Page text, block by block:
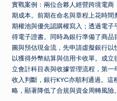
實戰案例：兩位合夥人經營跨境電商
期成本。前期在命名與章程上花時
期權池與優先認購權寫入；透過電
得電子證書。同時為銀行準備了商
圖與預估現金流，先申請虛擬銀行
以獲得外幣結算與信用卡收單。成立
立會計科目表與收據管理流程，第
收入判斷，銀行KYC亦順利通過。
略，顯著降低了合規與資金周轉風險。